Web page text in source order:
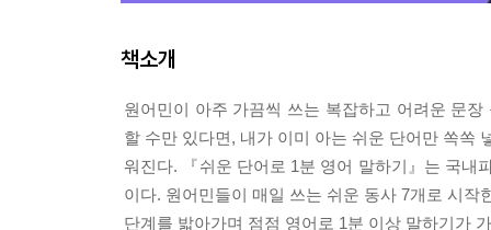
책소개
원어민이 아주 가끔씩 쓰는 복잡하고 어려운 문
할 수만 있다면, 내가 이미 아는 쉬운 단어만 쏙쏙
워진다. 『쉬운 단어로 1분 영어 말하기』는 국내
이다. 원어민들이 매일 쓰는 쉬운 동사 7개로 시
단계를 밟아가며 점점 영어로 1분 이상 말하기가